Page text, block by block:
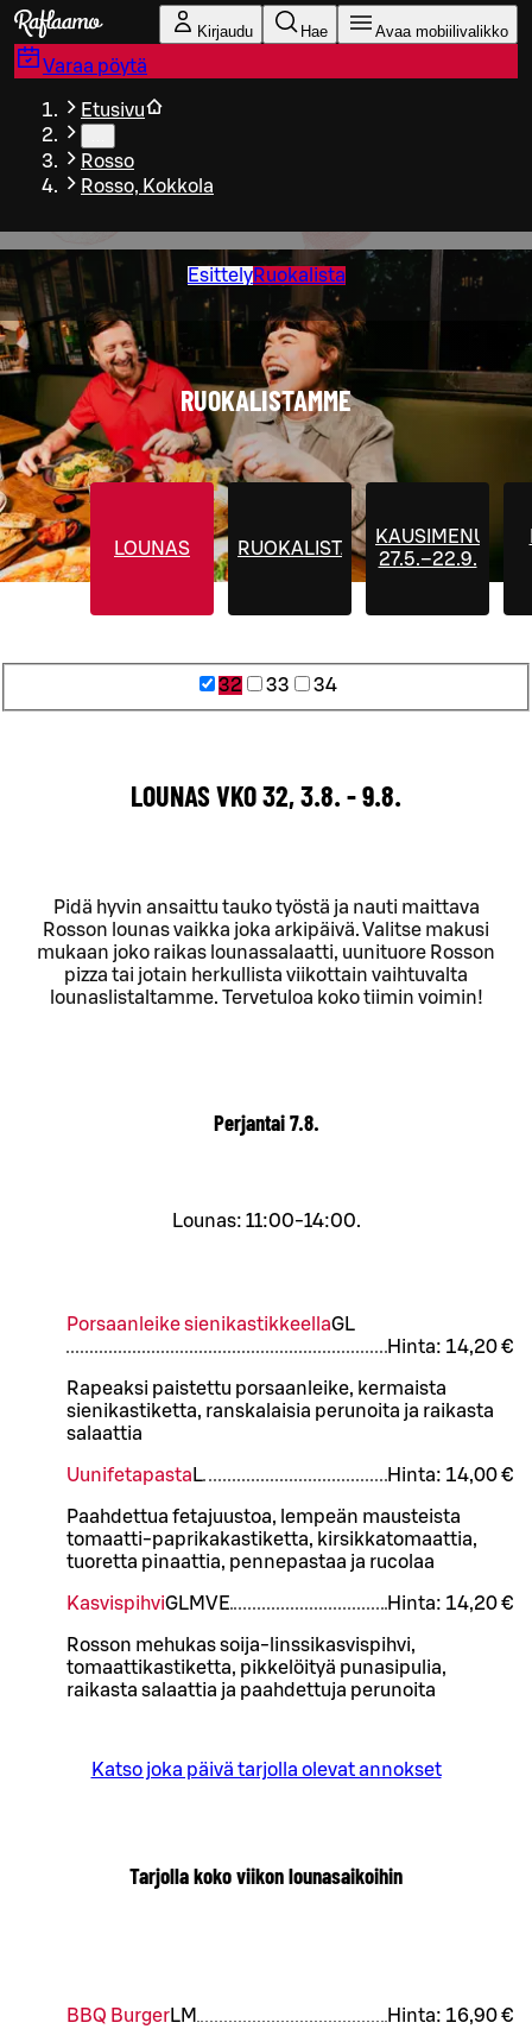
Siirry pääsisältöön
Kirjaudu Hae Avaa mobiilivalikko
Varaa pöytä
Etusivu
Rosso
Rosso, Kokkola
EsittelyRuokalista
RUOKALISTAMME
LOUNAS RUOKALISTA
KAUSIMENUT
27.5.–22.9.
32 33 34
LOUNAS VKO 32, 3.8. - 9.8.
Pidä hyvin ansaittu tauko työstä ja nauti maittava
Rosson lounas vaikka joka arkipäivä. Valitse makusi
mukaan joko raikas lounassalaatti, uunituore Rosson
pizza tai jotain herkullista viikottain vaihtuvalta
lounaslistaltamme. Tervetuloa koko tiimin voimin!
Perjantai7.8.
Lounas: 11:00-14:00.
Porsaanleike sienikastikkeellaGL
Hinta: 14,20 €
Rapeaksi paistettu porsaanleike, kermaista
sienikastiketta, ranskalaisia perunoita ja raikasta
salaattia
Uunifetapasta L Hinta: 14,00 €
Paahdettua fetajuustoa, lempeän mausteista
tomaatti-paprikakastiketta, kirsikkatomaattia,
tuoretta pinaattia, pennepastaa ja rucolaa
KasvispihviGLMVE Hinta: 14,20 €
Rosson mehukas soija-linssikasvispihvi,
tomaattikastiketta, pikkelöityä punasipulia,
raikasta salaattia ja paahdettuja perunoita
Katso joka päivä tarjolla olevat annokset
Tarjolla koko viikon lounasaikoihin
BBQ BurgerLM Hinta: 16,90 €